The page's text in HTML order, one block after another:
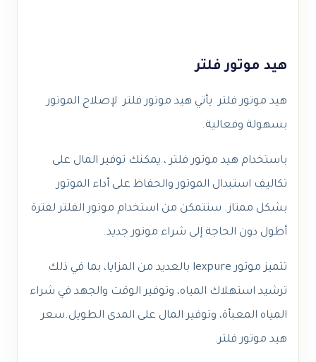
هيد موتور فلتر
هيد موتور فلتر يأتي هيد موتور فلتر لإصلاح الموتور
بسهولة وفعالية.
باستخدام هيد موتور فلتر ، يمكنك توفير المال على
تكاليف استبدال الموتور والحفاظ على أداء الموتور
بشكل ممتاز. ستتمكن من استخدام موتور الفلتر لفترة
أطول دون الحاجة إلى شراء موتور جديد.
تتميز موتور lexpure بالعديد من المزايا، بما في ذلك
ترشيد استهلاك المياه، وتوفير الوقت والجهد في شراء
المياه المعبأة، وتوفير المال على المدى الطويل.سعر
هيد موتور فلتر.